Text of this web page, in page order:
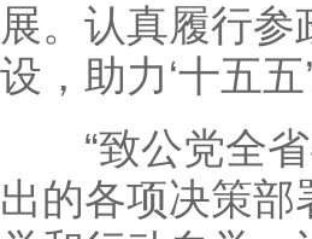
展。认真履行
设，助力‘十五
“致公党全省
出的各项决策